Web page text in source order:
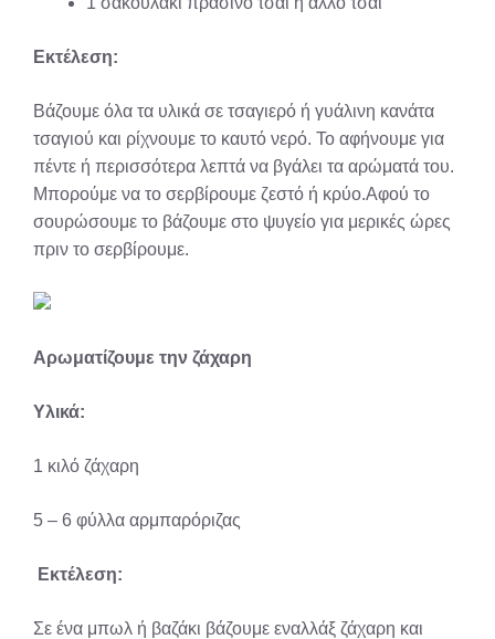
Εκτέλεση:
Βάζουμε όλα τα υλικά σε τσαγιερό ή γυάλινη κανάτα
τσαγιού και ρίχνουμε το καυτό νερό. Το αφήνουμε για
πέντε ή περισσότερα λεπτά να βγάλει τα αρώματά του.
Μπορούμε να το σερβίρουμε ζεστό ή κρύο.Αφού το
σουρώσουμε το βάζουμε στο ψυγείο για μερικές ώρες
πριν το σερβίρουμε.
Αρωματίζουμε την ζάχαρη
Υλικά:
1 κιλό ζάχαρη
5 – 6 φύλλα αρμπαρόριζας
Εκτέλεση:
Σε ένα μπωλ ή βαζάκι βάζουμε εναλλάξ ζάχαρη και